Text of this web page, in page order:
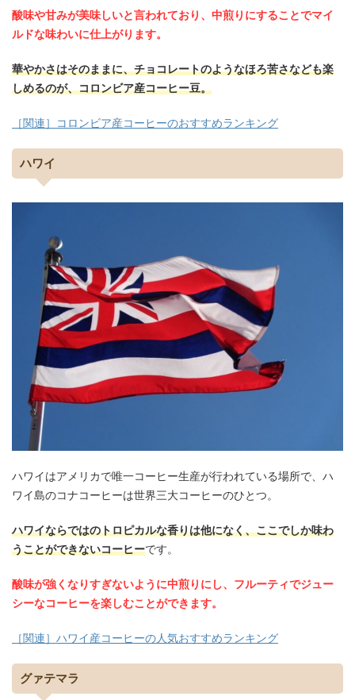
酸味や甘みが美味しいと言われており、中煎りにすることでマイ
ルドな味わいに仕上がります。
華やかさはそのままに、チョコレートのようなほろ苦さなども楽
しめるのが、コロンビア産コーヒー豆。
［関連］コロンビア産コーヒーのおすすめランキング
ハワイ
ハワイはアメリカで唯一コーヒー生産が行われている場所で、ハ
ワイ島のコナコーヒーは世界三大コーヒーのひとつ。
ハワイならではのトロピカルな香りは他になく、ここでしか味わ
うことができないコーヒーです。
酸味が強くなりすぎないように中煎りにし、フルーティでジュー
シーなコーヒーを楽しむことができます。
［関連］ハワイ産コーヒーの人気おすすめランキング
グァテマラ